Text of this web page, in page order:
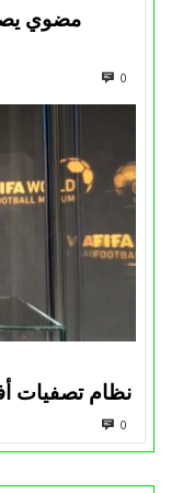
مضوي
0
نظام تصفيات
0